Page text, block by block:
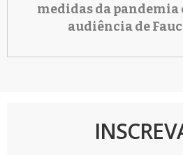
medidas da pandemia
audiência de